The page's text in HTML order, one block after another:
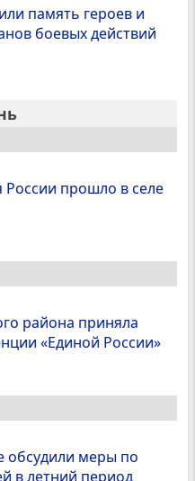
память героев и
боевых действий
прошло в селе
района приняла
«Единой России»
обсудили меры по
в летний период